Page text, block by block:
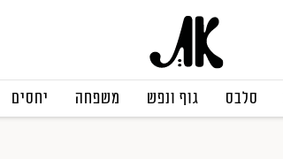
סלבס גוף ונפש משפחה יחסים